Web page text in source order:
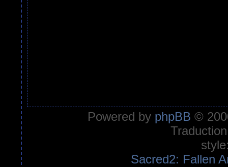
Powered by phpBB ©
Sacred2: Fallen